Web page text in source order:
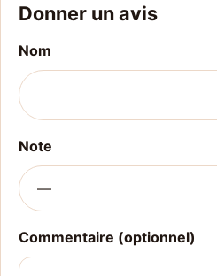
Donner un avis
Nom
Note
Commentaire (optionnel)